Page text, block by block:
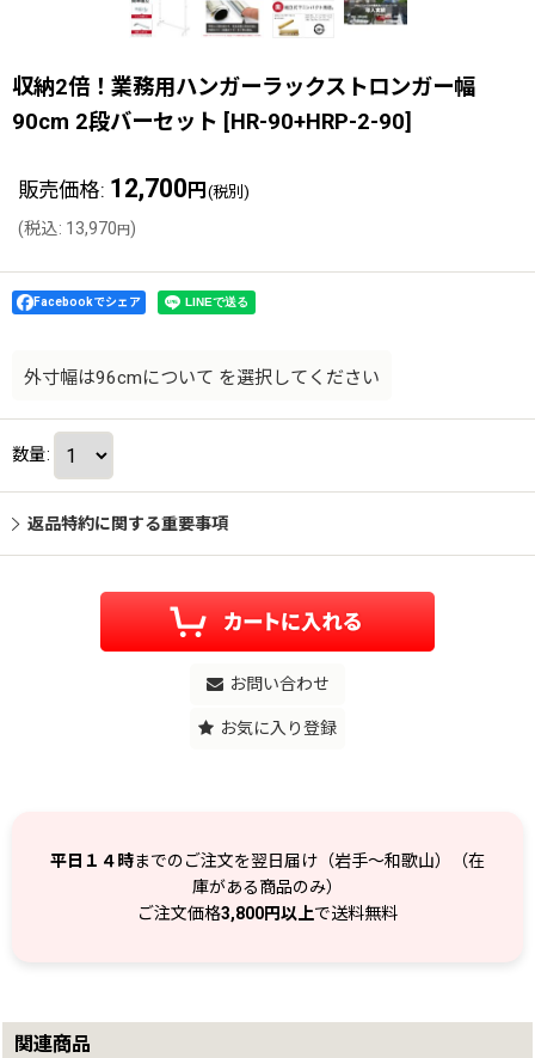
収納2倍！業務用ハンガーラックストロンガー幅
90cm 2段バーセット [HR-90+HRP-2-90]
販売価格: 12,700 円 (税別)
(税込: 13,970 円 )
Facebookでシェア
外寸幅は96cmについて を選択してください
数量:
返品特約に関する重要事項
お問い合わせ
お気に入り登録
平日１４時までのご注文を翌日届け（岩手～和歌山）（在
庫がある商品のみ）
ご注文価格3,800円以上で送料無料
関連商品